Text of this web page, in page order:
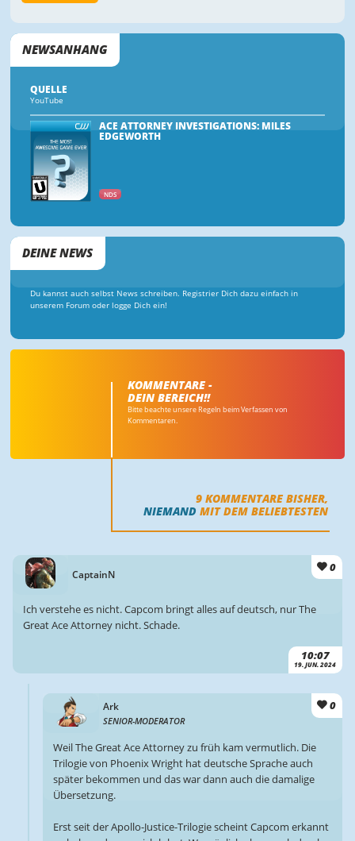
NEWSANHANG
QUELLE
YouTube
ACE ATTORNEY INVESTIGATIONS: MILES
EDGEWORTH
NDS
DEINE NEWS
Du kannst auch selbst News schreiben. Registrier Dich dazu einfach in
unserem Forum oder logge Dich ein!
KOMMENTARE -
DEIN BEREICH!!
Bitte beachte unsere Regeln beim Verfassen von
Kommentaren.
9 KOMMENTARE BISHER,
NIEMAND MIT DEM BELIEBTESTEN
CaptainN
0
10:07
19. JUN. 2024
Ich verstehe es nicht. Capcom bringt alles auf deutsch, nur The
Great Ace Attorney nicht. Schade.
Ark
SENIOR-MODERATOR
0
Weil The Great Ace Attorney zu früh kam vermutlich. Die
Trilogie von Phoenix Wright hat deutsche Sprache auch
später bekommen und das war dann auch die damalige
Übersetzung.
Erst seit der Apollo-Justice-Trilogie scheint Capcom erkannt